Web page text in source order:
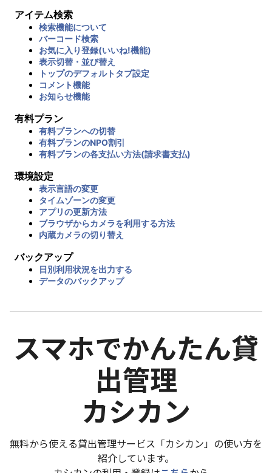
アイテム検索
検索機能について
バーコード検索
お気に入り登録(いいね!機能)
表示切替・並び替え
トップのデフォルトタブ設定
コメント機能
お知らせ機能
有料プラン
有料プランへの切替
有料プランのNPO割引
有料プランの各支払い方法(請求書支払)
環境設定
表示言語の変更
タイムゾーンの変更
アプリの更新方法
ブラウザからカメラを利用する方法
内蔵カメラの切り替え
バックアップ
日別利用状況を出力する
データのバックアップ
スマホでかんたん貸
出管理
カシカン
無料から使える貸出管理サービス「カシカン」の使い方を
紹介しています。